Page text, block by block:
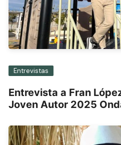
Entrevistas
Entrevista a Fran
Joven Autor 2025